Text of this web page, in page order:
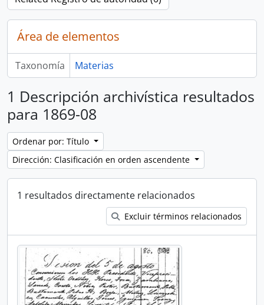
Área de elementos
Taxonomía Materias
1 Descripción archivística resultados
para 1869-08
Ordenar por: Título
Dirección: Clasificación en orden ascendente
1 resultados directamente relacionados
Excluir términos relacionados